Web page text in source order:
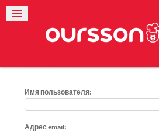
Имя пользователя:
Адрес email: